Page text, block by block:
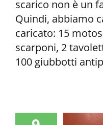
scarico non è un
Quindi, abbiamo
caricato: 15
scarponi, 2
100 giubbotti